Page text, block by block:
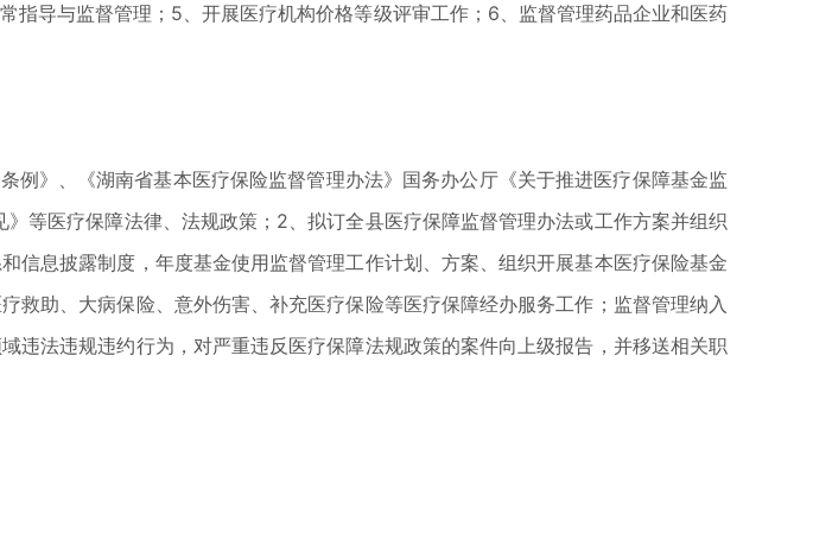
导与监督管理；5、开展医疗机构价格等级评审工作；6、监督管理药品企业和医药
》、《湖南省基本医疗保险监督管理办法》国务办公厅《关于推进医疗保障基金监
等医疗保障法律、法规政策；2、拟订全县医疗保障监督管理办法或工作方案并组织
息披露制度，年度基金使用监督管理工作计划、方案、组织开展基本医疗保险基金
助、大病保险、意外伤害、补充医疗保险等医疗保障经办服务工作；监督管理纳入
违法违规违约行为，对严重违反医疗保障法规政策的案件向上级报告，并移送相关职